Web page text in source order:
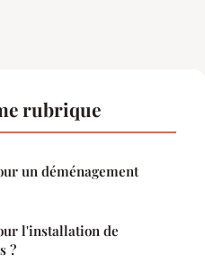
rubrique
un déménagement
l'installation de
?